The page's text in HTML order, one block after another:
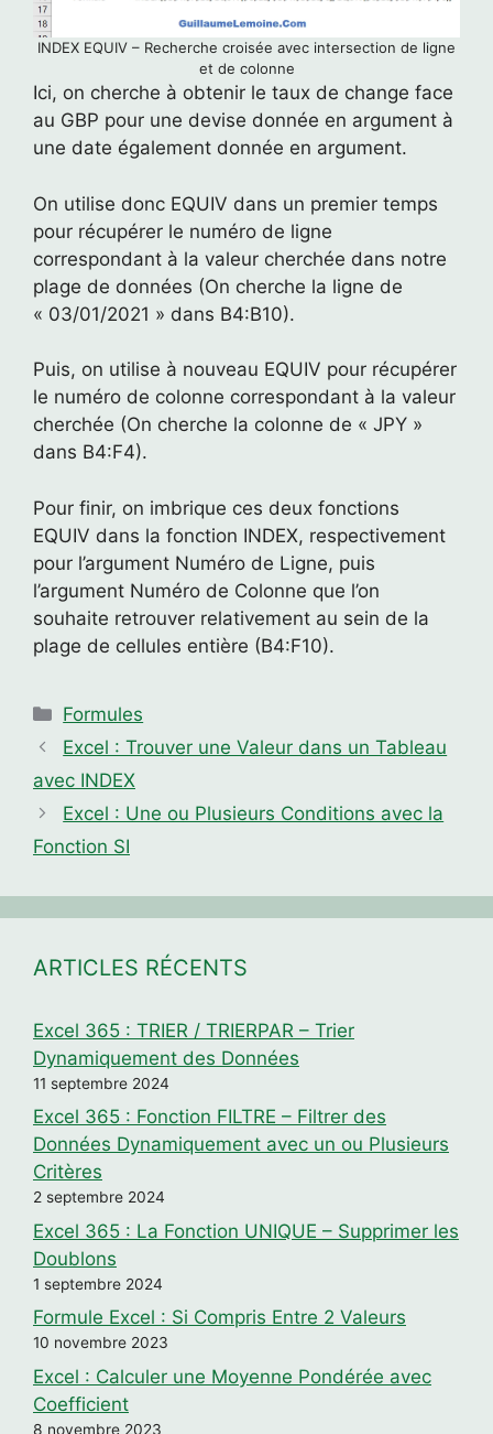
INDEX EQUIV – Recherche croisée avec intersection de ligne
et de colonne
Ici, on cherche à obtenir le taux de change face
au GBP pour une devise donnée en argument à
une date également donnée en argument.
On utilise donc EQUIV dans un premier temps
pour récupérer le numéro de ligne
correspondant à la valeur cherchée dans notre
plage de données (On cherche la ligne de
« 03/01/2021 » dans B4:B10).
Puis, on utilise à nouveau EQUIV pour récupérer
le numéro de colonne correspondant à la valeur
cherchée (On cherche la colonne de « JPY »
dans B4:F4).
Pour finir, on imbrique ces deux fonctions
EQUIV dans la fonction INDEX, respectivement
pour l’argument Numéro de Ligne, puis
l’argument Numéro de Colonne que l’on
souhaite retrouver relativement au sein de la
plage de cellules entière (B4:F10).
Catégories
Formules
Excel : Trouver une Valeur dans un Tableau
avec INDEX
Excel : Une ou Plusieurs Conditions avec la
Fonction SI
ARTICLES RÉCENTS
Excel 365 : TRIER / TRIERPAR – Trier
Dynamiquement des Données
11 septembre 2024
Excel 365 : Fonction FILTRE – Filtrer des
Données Dynamiquement avec un ou Plusieurs
Critères
2 septembre 2024
Excel 365 : La Fonction UNIQUE – Supprimer les
Doublons
1 septembre 2024
Formule Excel : Si Compris Entre 2 Valeurs
10 novembre 2023
Excel : Calculer une Moyenne Pondérée avec
Coefficient
8 novembre 2023